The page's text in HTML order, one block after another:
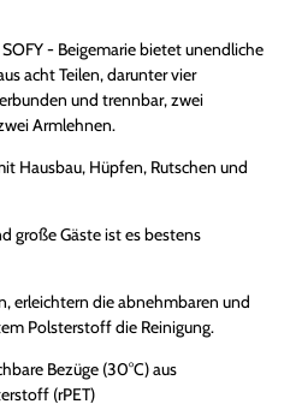
- Beigemarie bietet unendliche
acht Teilen, darunter vier
und trennbar, zwei
Armlehnen.
Hausbau, Hüpfen, Rutschen und
große Gäste ist es bestens
erleichtern die abnehmbaren und
Polsterstoff die Reinigung.
Bezüge (30°C) aus
(rPET)